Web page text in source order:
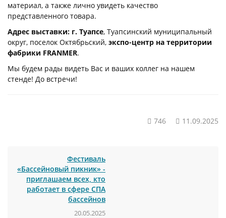
материал, а также лично увидеть качество
представленного товара.
Адрес выставки: г. Туапсе, Туапсинский муниципальный
округ, поселок Октябрьский, экспо-центр на территории
фабрики FRANMER.
Мы будем рады видеть Вас и ваших коллег на нашем
стенде! До встречи!
746 11.09.2025
Фестиваль
«Бассейновый пикник» -
приглашаем всех, кто
работает в сфере СПА
бассейнов
20.05.2025